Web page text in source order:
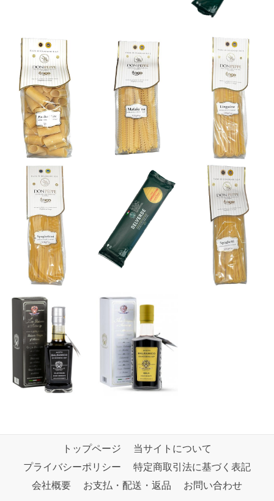
トップページ
当サイトについて
プライバシーポリシー
特定商取引法に基づく表記
会社概要
お支払・配送・返品 お問い合わせ